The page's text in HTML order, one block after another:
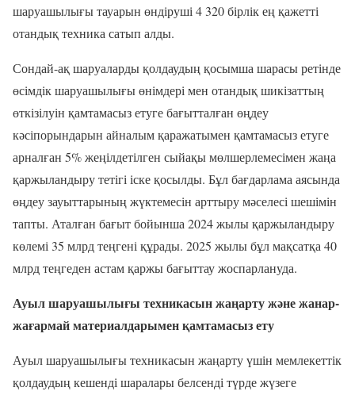
шаруашылығы тауарын өндіруші 4 320 бірлік ең қажетті
отандық техника сатып алды.
Сондай-ақ шаруаларды қолдаудың қосымша шарасы ретінде
өсімдік шаруашылығы өнімдері мен отандық шикізаттың
өткізілуін қамтамасыз етуге бағытталған өңдеу
кәсіпорындарын айналым қаражатымен қамтамасыз етуге
арналған 5% жеңілдетілген сыйақы мөлшерлемесімен жаңа
қаржыландыру тетігі іске қосылды. Бұл бағдарлама аясында
өңдеу зауыттарының жүктемесін арттыру мәселесі шешімін
тапты. Аталған бағыт бойынша 2024 жылы қаржыландыру
көлемі 35 млрд теңгені құрады. 2025 жылы бұл мақсатқа 40
млрд теңгеден астам қаржы бағыттау жоспарлануда.
Ауыл шаруашылығы техникасын жаңарту және жанар-
жағармай материалдарымен қамтамасыз ету
Ауыл шаруашылығы техникасын жаңарту үшін мемлекеттік
қолдаудың кешенді шаралары белсенді түрде жүзеге